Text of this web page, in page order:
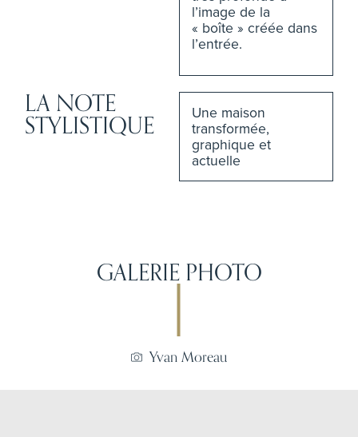
l’image de la
« boîte » créée dans
l’entrée.
LA NOTE
STYLISTIQUE
Une maison
transformée,
graphique et
actuelle
GALERIE PHOTO
Yvan Moreau